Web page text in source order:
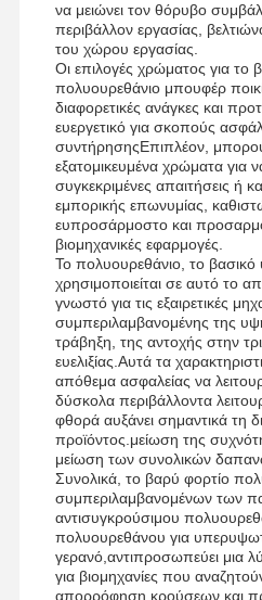
Αρχική
Σελίδα
Προϊόντα
Γύρος
Εργοστασίων
Ποιοτικός
Έλεγχος
Όλες Οι
Περιπτώσεις
Συνομιλία
Τώρα
Τροχοί γερανού
Τύμπανο σχοινιών καλωδίων
Κράνος Αγκώνα
Τροχήλατο
να μειώνει τον θόρυβο
περιβάλλον εργασίας,
του χώρου εργασίας.
Οι επιλογές χρώματος για το
πολυουρεθάνιο μπουφέρ
διαφορετικές ανάγκες και
ευεργετικό για σκοπούς
συντήρησηςΕπιπλέον,
εξατομικευμένα χρώματα για
συγκεκριμένες απαιτήσεις ή
εμπορικής επωνυμίας,
ευπροσάρμοστο και
βιομηχανικές εφαρμογές.
Το πολυουρεθάνιο, το βασικό
χρησιμοποιείται σε αυτό το
γνωστό για τις εξαιρετικές
συμπεριλαμβανομένης της
τράβηξη, της αντοχής στην
ευελιξίας.Αυτά τα
απόθεμα ασφαλείας να
δύσκολα περιβάλλοντα
φθορά αυξάνει σημαντικά τη
προϊόντος.μείωση της
μείωση των συνολικών
Συνολικά, το βαρύ φορτίο
συμπεριλαμβανομένων των
αντισυγκρούσιμου
πολυουρεθάνου για
γερανό,αντιπροσωπεύει μια
για βιομηχανίες που
απορρόφηση κρούσεων και